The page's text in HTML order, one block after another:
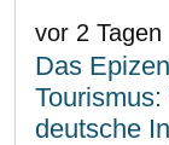
vor 2 Tagen
Das
deutsche